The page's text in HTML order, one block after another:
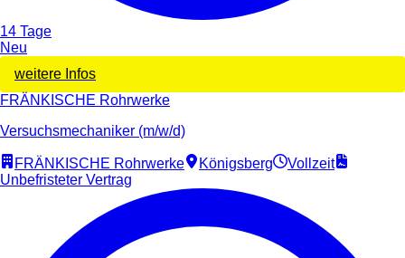
14 Tage
Neu
weitere Infos
FRÄNKISCHE Rohrwerke
Versuchsmechaniker (m/w/d)
FRÄNKISCHE Rohrwerke Königsberg
Vollzeit
Unbefristeter Vertrag